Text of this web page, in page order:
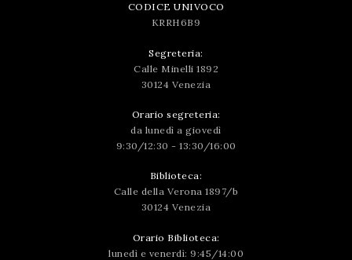
CODICE UNIVOCO
KRRH6B9
Segreteria:
Calle Minelli 1892
30124 Venezia
Orario segreteria:
da lunedì a giovedì
9:30/12:30 - 13:30/16:00
Biblioteca:
Calle della Verona 1897/b
30124 Venezia
Orario Biblioteca:
lunedì e venerdì: 9:45/14:00